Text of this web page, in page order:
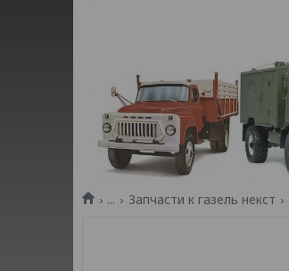
... Запчасти к газель некст